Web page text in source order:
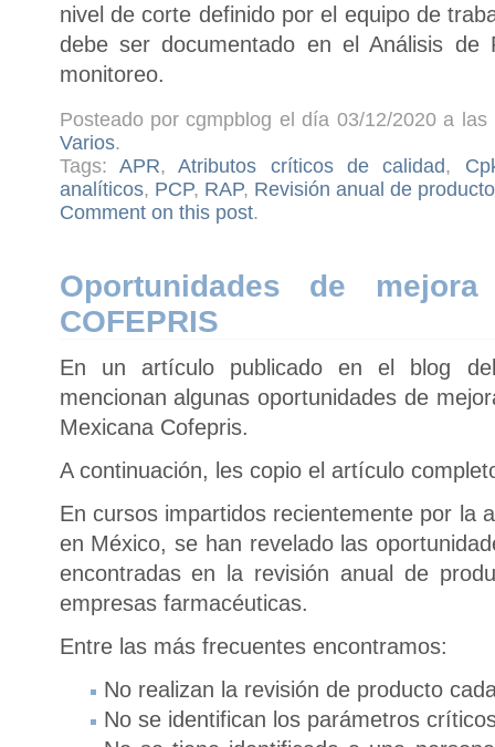
nivel de corte definido por el equipo de
debe ser documentado en el Análisis
monitoreo.
Posteado por cgmpblog el día 03/12/2020 a
Varios.
Tags: APR,Atributos críticos de calidad,
analíticos, PCP, RAP, Revisión anual de
Comment on this post.
Oportunidades de
COFEPRIS
En un artículo publicado en el blog
mencionan algunas oportunidades de
Mexicana Cofepris.
A continuación, les copio el artículo
En cursos impartidos recientemente por la
en México, se han revelado las
encontradas en la revisión anual de
empresas farmacéuticas.
Entre las más frecuentes encontramos:
No realizan la revisión de producto
No se identifican los parámetros